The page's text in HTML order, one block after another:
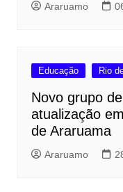
Araruamo
Educação Rio
Novo grupo
atualização
de Araruama
Araruamo